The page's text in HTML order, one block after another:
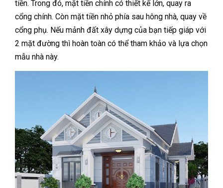
tiền. Trong đó, mặt tiền chính có thiết kế lớn, quay ra
cổng chính. Còn mặt tiền nhỏ phía sau hông nhà, quay về
cổng phụ. Nếu mảnh đất xây dựng của bạn tiếp giáp với
2 mặt đường thì hoàn toàn có thể tham khảo và lựa chọn
mẫu nhà này.